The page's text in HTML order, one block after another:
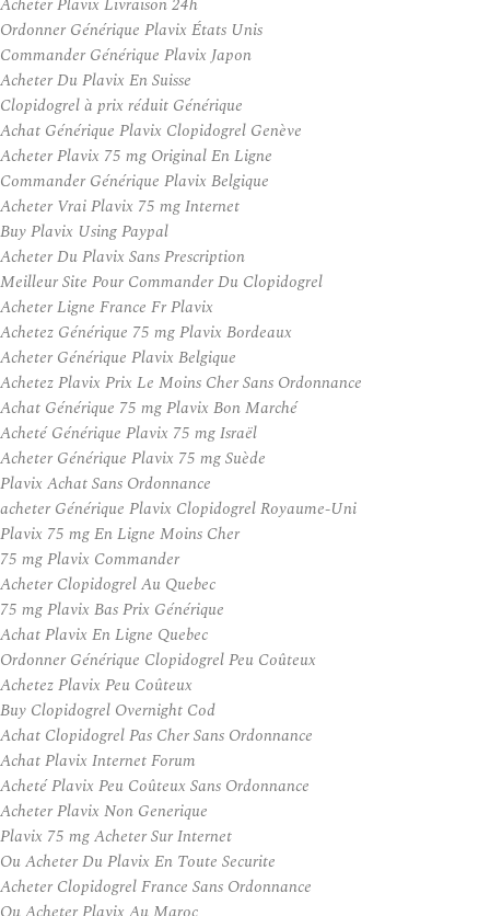
Ordonner Générique Plavix États Unis
Commander Générique Plavix Japon
Acheter Du Plavix En Suisse
Clopidogrel à prix réduit Générique
Achat Générique Plavix Clopidogrel Genève
Acheter Plavix 75 mg Original En Ligne
Commander Générique Plavix Belgique
Acheter Vrai Plavix 75 mg Internet
Buy Plavix Using Paypal
Acheter Du Plavix Sans Prescription
Meilleur Site Pour Commander Du Clopidogrel
Acheter Ligne France Fr Plavix
Achetez Générique 75 mg Plavix Bordeaux
Acheter Générique Plavix Belgique
Achetez Plavix Prix Le Moins Cher Sans Ordonnance
Achat Générique 75 mg Plavix Bon Marché
Acheté Générique Plavix 75 mg Israël
Acheter Générique Plavix 75 mg Suède
Plavix Achat Sans Ordonnance
acheter Générique Plavix Clopidogrel Royaume-Uni
Plavix 75 mg En Ligne Moins Cher
75 mg Plavix Commander
Acheter Clopidogrel Au Quebec
75 mg Plavix Bas Prix Générique
Achat Plavix En Ligne Quebec
Ordonner Générique Clopidogrel Peu Coûteux
Achetez Plavix Peu Coûteux
Buy Clopidogrel Overnight Cod
Achat Clopidogrel Pas Cher Sans Ordonnance
Achat Plavix Internet Forum
Acheté Plavix Peu Coûteux Sans Ordonnance
Acheter Plavix Non Generique
Plavix 75 mg Acheter Sur Internet
Ou Acheter Du Plavix En Toute Securite
Acheter Clopidogrel France Sans Ordonnance